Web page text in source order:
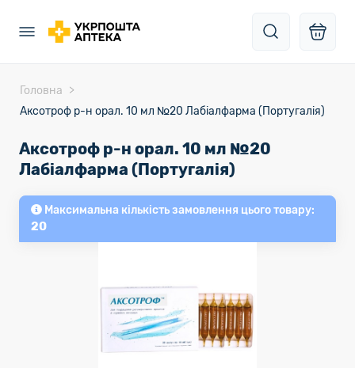
Головна
Аксотроф р-н орал. 10 мл №20 Лабіалфарма (Португалія)
Аксотроф р-н орал. 10 мл №20
Лабіалфарма (Португалія)
Максимальна кількість замовлення цього товару:
20